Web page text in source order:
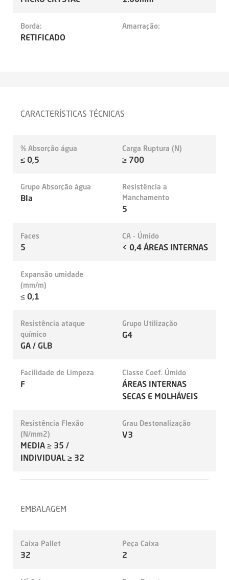
Borda:
RETIFICADO
Amarração:
CARACTERÍSTICAS TÉCNICAS
% Absorção água
≤ 0,5
Carga Ruptura (N)
≥ 700
Grupo Absorção água
BIa
Resistência a
Manchamento
5
Faces
5
CA - Úmido
< 0,4 ÁREAS INTERNAS
Expansão umidade
(mm/m)
≤ 0,1
Resistência ataque
químico
GA / GLB
Grupo Utilização
G4
Facilidade de Limpeza
F
Classe Coef. Úmido
ÁREAS INTERNAS
SECAS E MOLHÁVEIS
Resistência Flexão
(N/mm2)
MEDIA ≥ 35 /
INDIVIDUAL ≥ 32
Grau Destonalização
V3
EMBALAGEM
Caixa Pallet
32
Peça Caixa
2